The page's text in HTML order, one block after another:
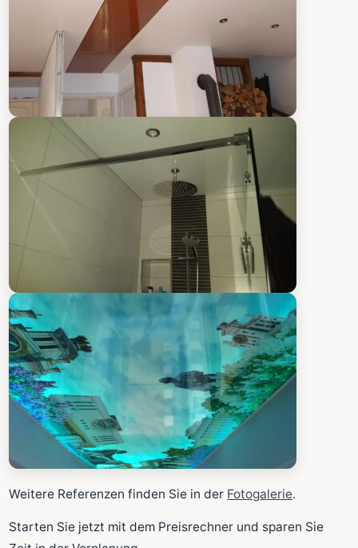
Weitere Referenzen finden Sie in der Fotogalerie.
Starten Sie jetzt mit dem Preisrechner und sparen Sie